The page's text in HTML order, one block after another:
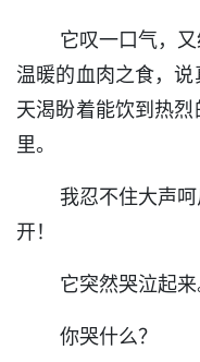
它叹一口气，又
温暖的血肉之食，
天渴盼着能饮到热
里。
我忍不住大声呵
开！
它突然哭泣起来
你哭什么？